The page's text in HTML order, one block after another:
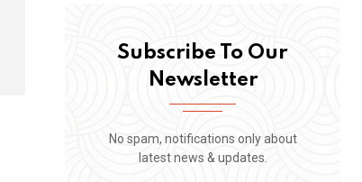
Subscribe To Our
Newsletter
No spam, notifications only about
latest news & updates.